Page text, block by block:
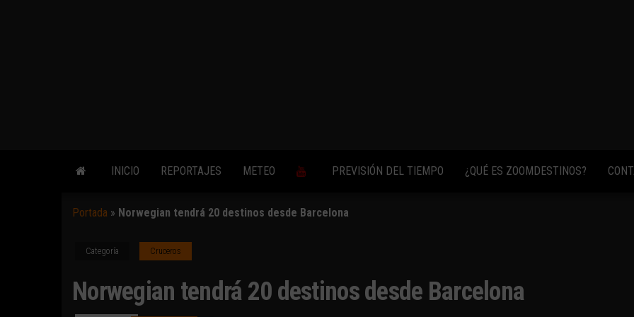
INICIO REPORTAJES METEO PREVISIÓN DEL TIEMPO ¿QUÉ ES ZOOMDESTINOS?
Portada » Norwegian tendrá 20 destinos desde Barcelona
Categoría Cruceros
Norwegian tendrá 20 destinos desde Barcelona